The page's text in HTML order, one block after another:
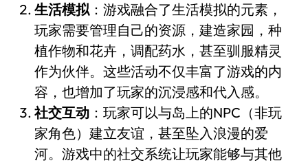
生活模拟：游戏融合了生活模拟的元素，
玩家需要管理自己的资源，建造家园，种
植作物和花卉，调配药水，甚至驯服精灵
作为伙伴。这些活动不仅丰富了游戏的内
容，也增加了玩家的沉浸感和代入感。
社交互动：玩家可以与岛上的NPC（非玩
家角色）建立友谊，甚至坠入浪漫的爱
河。游戏中的社交系统让玩家能够与其他